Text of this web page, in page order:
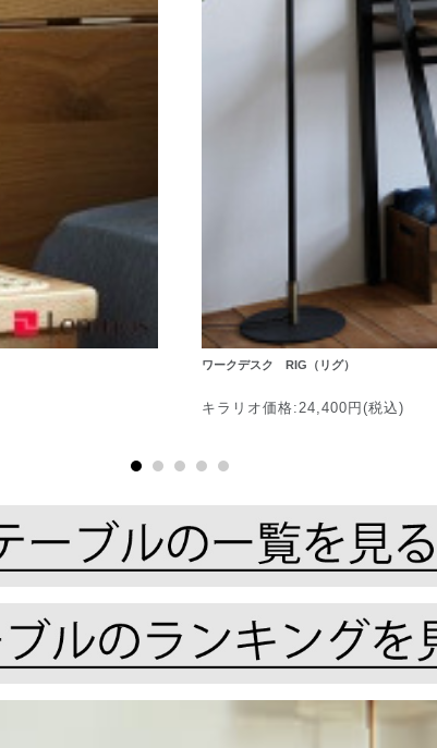
ワークデスク RIG（リグ）
キラリオ価格:24,400円(税込)